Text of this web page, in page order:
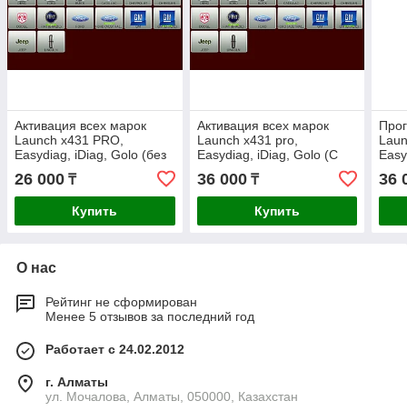
Активация всех марок
Launch x431 PRO,
Easydiag, iDiag, Golo (без
26 000 ₸
Купить
Активация всех марок
Launch x431 pro,
Easydiag, iDiag, Golo (С
36 000₸
Купить
36
О нас
Рейтинг не сформирован
Менее 5 отзывов за последний год
Работает с 24.02.2012
г. Алматы
ул. Мочалова, Алматы, 050000, Казахстан